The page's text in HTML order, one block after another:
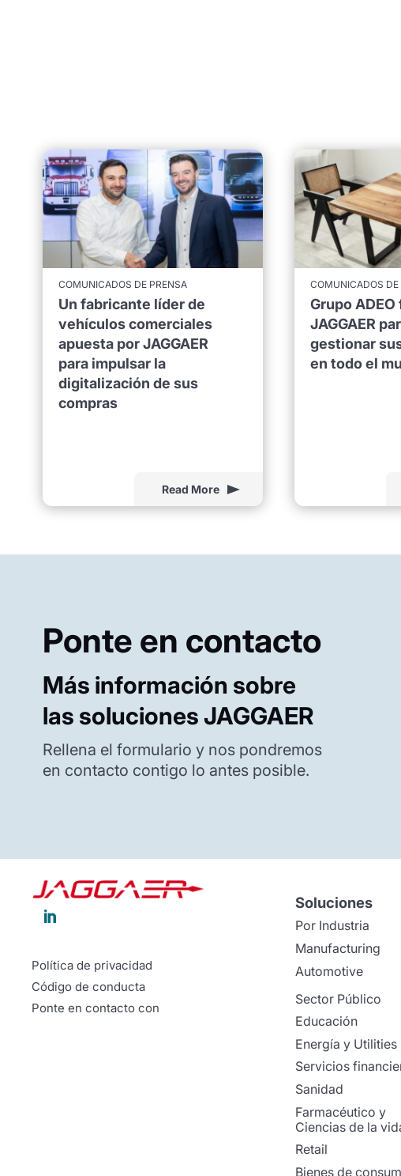
COMUNICADOS DE PRENSA
Un fabricante líder de
vehículos comerciales
apuesta por JAGGAER
para impulsar la
digitalización de sus
compras
Read More
COMUNICADOS DE
Grupo ADEO
JAGGAER
gestionar
en todo el
Ponte en contacto
Más información sobre
las soluciones JAGGAER
Rellena el formulario y nos pondremos
en contacto contigo lo antes posible.

Política de privacidad
Código de conducta
Ponte en contacto con
Soluciones
Por Industria
Manufacturing
Automotive
Sector Público
Educación
Energía y Utilities
Servicios
Sanidad
Farmacéutico y
Ciencias de la
Retail
Bienes de